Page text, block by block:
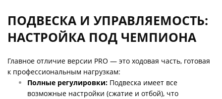
ПОДВЕСКА И УПРАВЛЯЕМОСТЬ:
НАСТРОЙКА ПОД ЧЕМПИОНА
Главное отличие версии PRO — это ходовая часть, готовая
к профессиональным нагрузкам:
Полные регулировки: Подвеска имеет все
возможные настройки (сжатие и отбой), что